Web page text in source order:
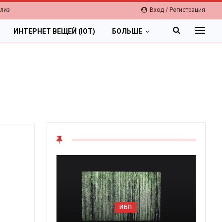
Вход / Регистрация
ИНТЕРНЕТ ВЕЩЕЙ (IOT) БОЛЬШЕ
ОБЛАКА
Цифровая экономика 2026.